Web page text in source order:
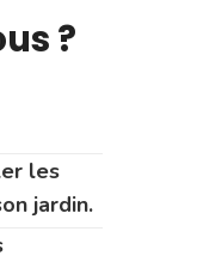
?
les
jardin.